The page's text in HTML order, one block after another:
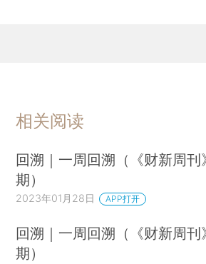
相关阅读
回溯｜一周回溯（《财新周
期）
2023年01月28日 APP打开
回溯｜一周回溯（《财新周
期）